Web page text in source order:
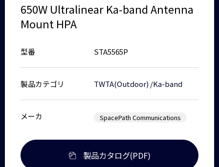
650W Ultralinear Ka-band Antenna
Mount HPA
型番 STA5565P
製品カテゴリ TWTA(Outdoor) /Ka-band
メーカ SpacePath Communications
製品カタログ(PDF)